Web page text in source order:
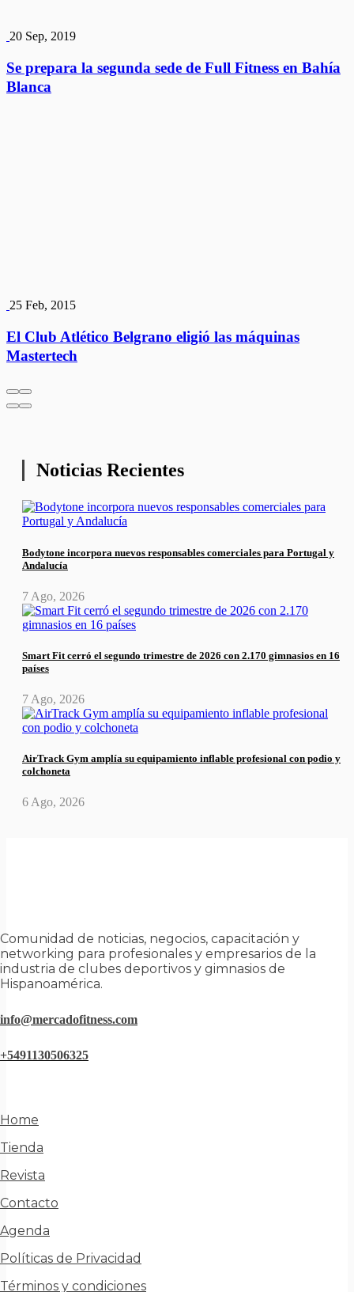
20 Sep, 2019
Se prepara la segunda sede de Full Fitness en Bahía
Blanca
25 Feb, 2015
El Club Atlético Belgrano eligió las máquinas
Mastertech
Noticias Recientes
Bodytone incorpora nuevos responsables comerciales para Portugal y
Andalucía
7 Ago, 2026
Smart Fit cerró el segundo trimestre de 2026 con 2.170 gimnasios en 16
países
7 Ago, 2026
AirTrack Gym amplía su equipamiento inflable profesional con podio y
colchoneta
6 Ago, 2026
Comunidad de noticias, negocios, capacitación y
networking para profesionales y empresarios de la
industria de clubes deportivos y gimnasios de
Hispanoamérica.
info@mercadofitness.com
+5491130506325
Home
Tienda
Revista
Contacto
Agenda
Políticas de Privacidad
Términos y condiciones